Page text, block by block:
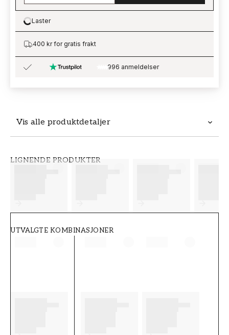
Vis alle produktdetaljer
LIGNENDE PRODUKTER
UTVALGTE KOMBINASJONER
Loading…
Laster
400 kr for gratis frakt
996 anmeldelser